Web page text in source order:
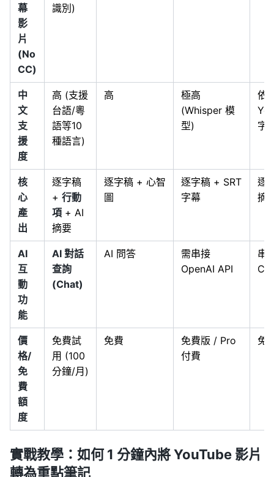
幕
影
片
(No
CC)
識別)
中
文
支
援
度
高 (支援
台語/粵
語等10
種語言)
高
極高
(Whisper 模
型)
依
字
核
心
產
出
逐字稿
+ 行動
項 + AI
摘要
逐字稿 + 心智
圖
逐字稿 + SRT
字幕
逐
摘
AI
互
動
功
能
AI 對話
查詢
(Chat)
AI 問答
需串接
OpenAI API
串
價
格/
免
費
額
度
免費試
用 (100
分鐘/月)
免費
免費版 / Pro
付費
免
實戰教學：如何 1 分鐘內將 YouTube 影片
轉為重點筆記